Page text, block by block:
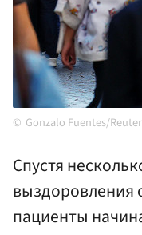
Gonzalo Fuentes/
Спустя
выздоровления
пациенты